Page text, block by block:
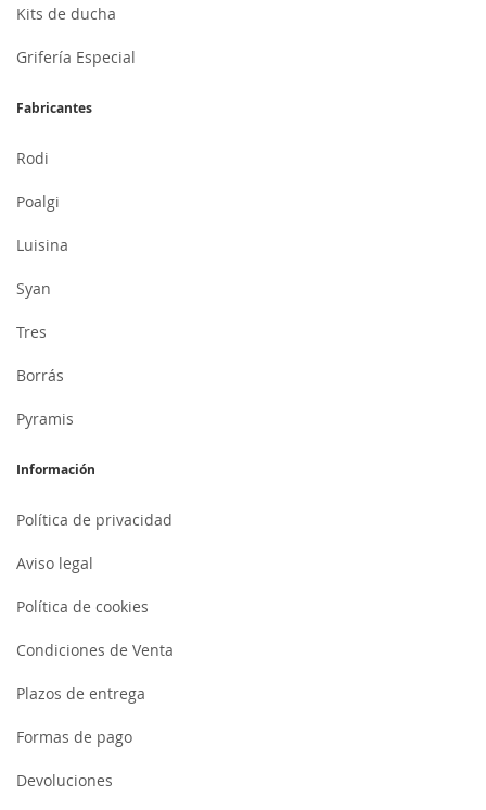
Kits de ducha
Grifería Especial
Fabricantes
Rodi
Poalgi
Luisina
Syan
Tres
Borrás
Pyramis
Información
Política de privacidad
Aviso legal
Política de cookies
Condiciones de Venta
Plazos de entrega
Formas de pago
Devoluciones